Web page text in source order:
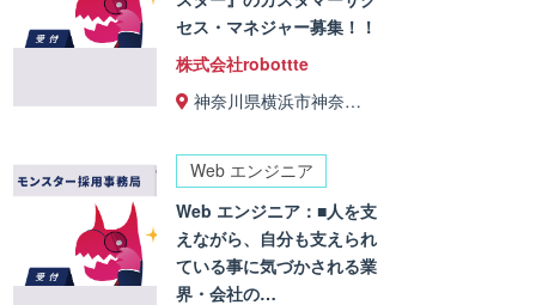
セス・マネジャー募集！！
株式会社robottte
神奈川県横浜市神奈…
Web エンジニア
Web エンジニア：■人を支
えながら、自分も支えられ
ている事に気づかされる業
界・会社の…